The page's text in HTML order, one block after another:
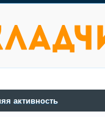
активность